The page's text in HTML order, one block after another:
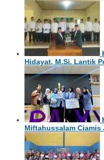
Hidayat, M.Si. Lantik
Miftahussalam